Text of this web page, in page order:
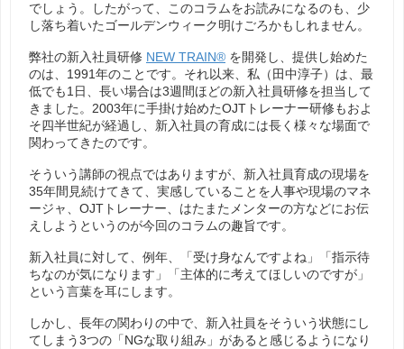
でしょう。したがって、このコラムをお読みになるのも、少
し落ち着いたゴールデンウィーク明けごろかもしれません。
弊社の新入社員研修 NEW TRAIN® を開発し、提供し始めた
のは、1991年のことです。それ以来、私（田中淳子）は、最
低でも1日、長い場合は3週間ほどの新入社員研修を担当して
きました。2003年に手掛け始めたOJTトレーナー研修もおよ
そ四半世紀が経過し、新入社員の育成には長く様々な場面で
関わってきたのです。
そういう講師の視点ではありますが、新入社員育成の現場を
35年間見続けてきて、実感していることを人事や現場のマネ
ージャ、OJTトレーナー、はたまたメンターの方などにお伝
えしようというのが今回のコラムの趣旨です。
新入社員に対して、例年、「受け身なんですよね」「指示待
ちなのが気になります」「主体的に考えてほしいのですが」
という言葉を耳にします。
しかし、長年の関わりの中で、新入社員をそういう状態にし
てしまう3つの「NGな取り組み」があると感じるようになり